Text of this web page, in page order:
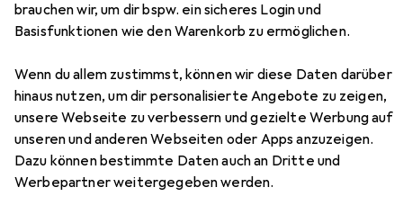
brauchen wir, um dir bspw. ein sicheres Login und
Basisfunktionen wie den Warenkorb zu ermöglichen.
Wenn du allem zustimmst, können wir diese Daten darüber
hinaus nutzen, um dir personalisierte Angebote zu zeigen,
unsere Webseite zu verbessern und gezielte Werbung auf
unseren und anderen Webseiten oder Apps anzuzeigen.
Dazu können bestimmte Daten auch an Dritte und
Werbepartner weitergegeben werden.
EUR
86,90
Glutz Panik-Einsteckschloss 12501 FB
Einsteckschloss